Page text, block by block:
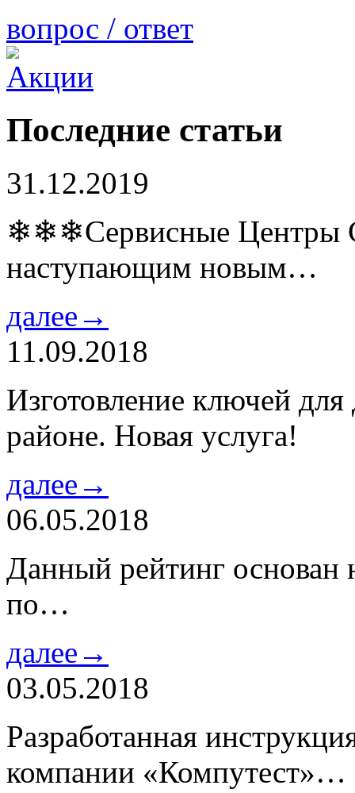
вопрос / ответ
Последние статьи
31.12.2019
❄❄❄Сервисные Центры
наступающим новым…
далее→
11.09.2018
Изготовление ключей
районе. Новая услуга!
далее→
06.05.2018
Данный рейтинг основан
по…
далее→
03.05.2018
Разработанная
компании «Компутест»…